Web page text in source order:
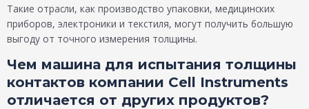
Такие отрасли, как производство упаковки, медицинских
приборов, электроники и текстиля, могут получить большую
выгоду от точного измерения толщины.
Чем машина для испытания толщины
контактов компании Cell Instruments
отличается от других продуктов?